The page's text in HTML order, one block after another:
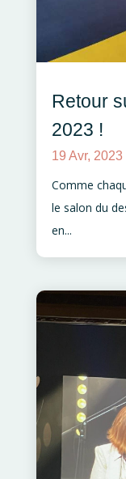
Retour
2023 !
19 Avr, 2023
Comme
le salon du
en...